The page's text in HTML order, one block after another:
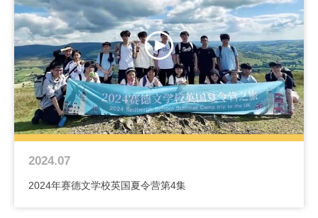
2024.07
2024年赛德文学校英国夏令营第4集